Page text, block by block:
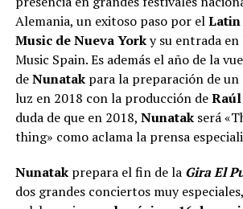
Alemania, un exitoso paso por el
Music de Nueva Yorky su entrada
Music Spain. Es además el año de la
deNunatakpara la preparación de un
luz en 2018 con la producción de
duda de que en 2018, Nunatakserá
thing» como aclama la prensa
Nunatakprepara el fin de la Gira El
dos grandes conciertos muy